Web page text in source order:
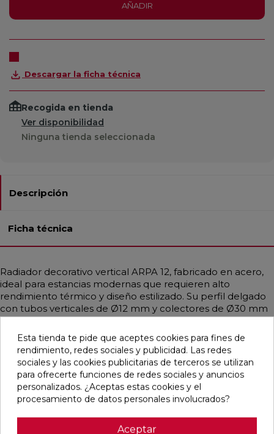
AÑADIR
Descargar la ficha técnica
Recogida en tienda
Ver disponibilidad
Ninguna tienda seleccionada
Descripción
Ficha técnica
Radiador decorativo vertical ARPA 12, fabricado en acero,
ideal para estancias modernas que requieren alto
rendimiento térmico y diseño estilizado. Su perfil delgado
con tubos verticales de Ø12 mm y colectores de Ø30 mm
aporta ligereza visual y eficiencia. Compatible con
instalaciones de baja temperatura como calderas de
condensación o bombas de calor. Ofrece calor uniforme y
está disponible en diferentes medidas, con potencias de
hasta 3326 W. Incluye purgador, tapón ciego y soportes
del mismo color. Se puede personalizar en todos los
colores Irsap y RAL bajo pedido. Presión máx.: 10 bar.
Temp. máx.: 95 ºC.
Esta tienda te pide que aceptes cookies para fines de
rendimiento, redes sociales y publicidad. Las redes
sociales y las cookies publicitarias de terceros se utilizan
para ofrecerte funciones de redes sociales y anuncios
personalizados. ¿Aceptas estas cookies y el
procesamiento de datos personales involucrados?
Aceptar